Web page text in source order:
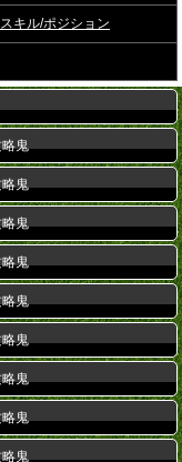
スキル/ポジション
鬼
鬼
鬼
鬼
鬼
鬼
鬼
鬼
鬼